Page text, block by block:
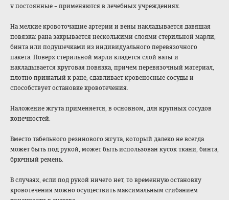
v постоянные – применяются в лечебных учреждениях.
На мелкие кровоточащие артерии и вены накладывается давящая
повязка: рана закрывается несколькими слоями стерильной марли,
бинта или подушечками из индивидуального перевязочного
пакета. Поверх стерильной марли кладется слой ваты и
накладывается круговая повязка, причем перевязочный материал,
плотно прижатый к ране, сдавливает кровеносные сосуды и
способствует остановке кровотечения.
Наложение жгута применяется, в основном, для крупных сосудов
конечностей.
Вместо табельного резинового жгута, который далеко не всегда
может быть под рукой, может быть использован кусок ткани, бинта,
брючный ремень.
В случаях, если под рукой ничего нет, то временную остановку
кровотечения можно осуществить максимальным сгибанием